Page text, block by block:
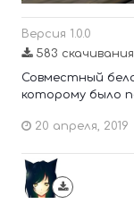
Версия 1.0.0
583 скачивания
Совместный
которому было
20 апреля, 2019